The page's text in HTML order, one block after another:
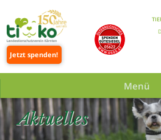
Jetzt spenden!
Menü
Aktuelles